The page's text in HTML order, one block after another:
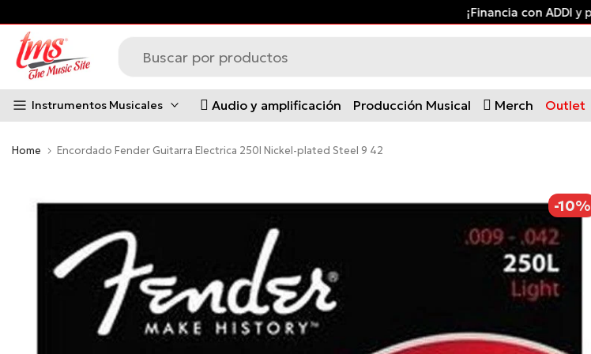
contenido
¡Financia con ADDIy paga después!
Instrumentos Musicales Audio y amplificación Producción Musical Merch Outlet
Home Encordado Fender Guitarra Electrica 250l Nickel-plated Steel 9 42
-10%